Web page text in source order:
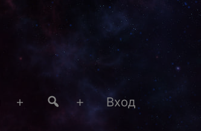
Открыть
Открыть
Вход